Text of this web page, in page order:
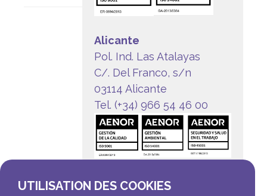
Alicante
Pol. Ind. Las Atalayas
C/. Del Franco, s/n
03114 Alicante
Tel. (+34) 966 54 46 00
UTILISATION DES COOKIES